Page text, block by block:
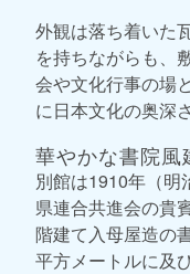
外観は落ち着いた
を持ちながらも、
会や文化行事の場
に日本文化の奥深
華やかな書院風
別館は1910年（明
県連合共進会の貴
階建て入母屋造の
平方メートルに及